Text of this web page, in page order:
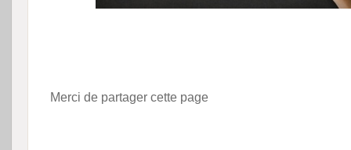
Merci de partager cette page